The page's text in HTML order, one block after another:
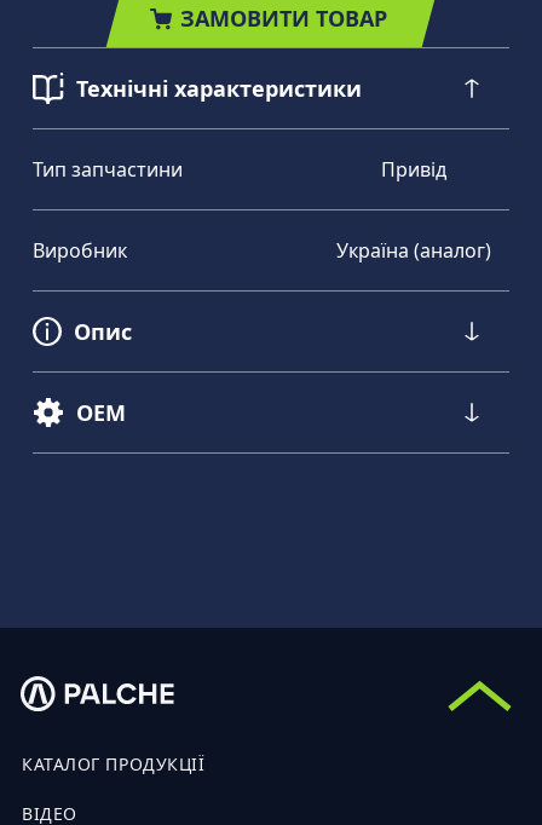
ЗАМОВИТИ ТОВАР
Технічні характеристики
Тип запчастини Привід
Виробник Україна (аналог)
Опис
OEM
КАТАЛОГ ПРОДУКЦІЇ
ВІДЕО